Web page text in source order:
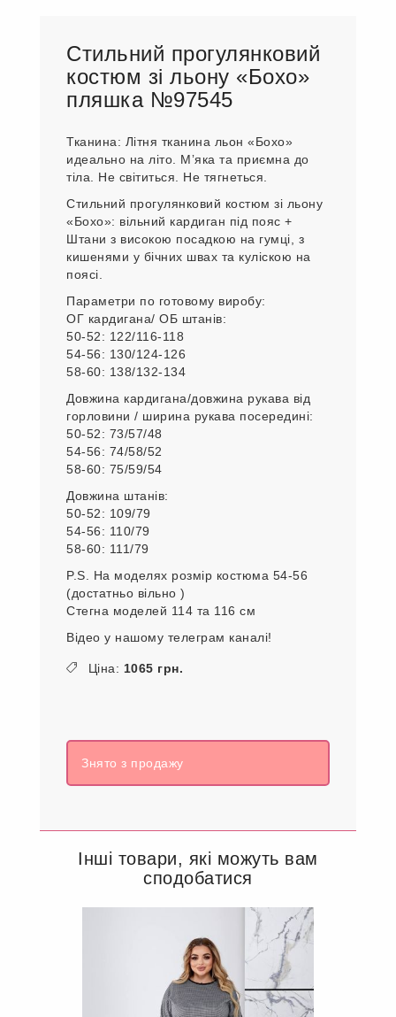
Стильний прогулянковий
костюм зі льону «Бохо»
пляшка №97545
Тканина: Літня тканина льон «Бохо»
идеально на літо. Мʼяка та приємна до
тіла. Не світиться. Не тягнеться.
Стильний прогулянковий костюм зі льону
«Бохо»: вільний кардиган під пояс +
Штани з високою посадкою на гумці, з
кишенями у бічних швах та куліскою на
поясі.
Параметри по готовому виробу:
ОГ кардигана/ ОБ штанів:
50-52: 122/116-118
54-56: 130/124-126
58-60: 138/132-134
Довжина кардигана/довжина рукава від
горловини / ширина рукава посередині:
50-52: 73/57/48
54-56: 74/58/52
58-60: 75/59/54
Довжина штанів:
50-52: 109/79
54-56: 110/79
58-60: 111/79
P.S. На моделях розмір костюма 54-56
(достатньо вільно )
Стегна моделей 114 та 116 см
Відео у нашому телеграм каналі!
Ціна: 1065 грн.
Знято з продажу
Інші товари, які можуть вам
сподобатися